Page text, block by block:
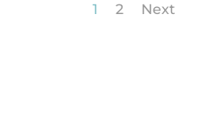
1 2 Next